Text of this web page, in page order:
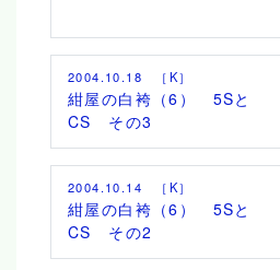
2004.10.18 ［K］
紺屋の白袴（6） 5Sと
CS その3
2004.10.14 ［K］
紺屋の白袴（6） 5Sと
CS その2